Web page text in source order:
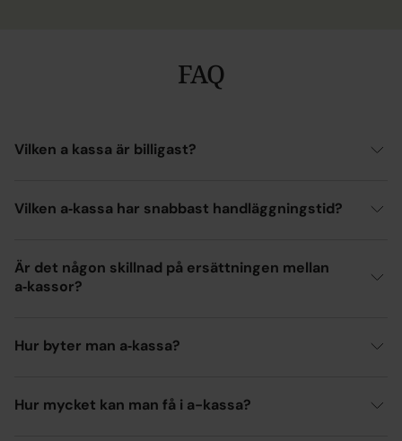
FAQ
Vilken a kassa är billigast?
Vilken a‑kassa har snabbast handläggningstid?
Är det någon skillnad på ersättningen mellan
a‑kassor?
Hur byter man a‑kassa?
Hur mycket kan man få i a-kassa?